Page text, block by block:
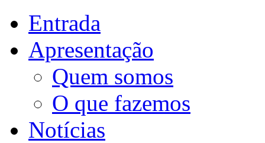
Entrada
Apresentação
Quem somos
O que fazemos
Notícias